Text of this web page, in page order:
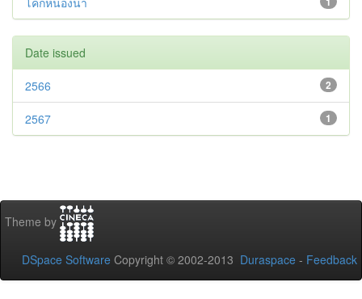
Date issued
2
2566
1
2567
Theme by
DSpace Software Copyright © 2002-2013 Duraspace - Feedback